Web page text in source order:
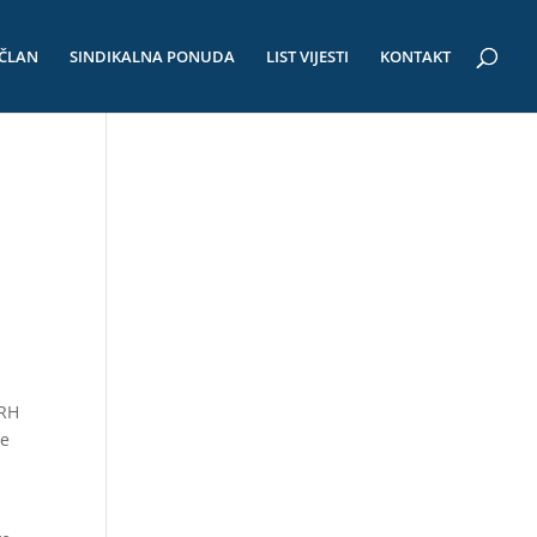
SINDIKALNA PONUDA LIST VIJESTI KONTAKT